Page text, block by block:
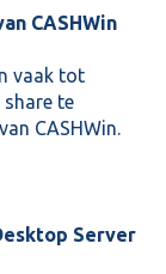
CASHWin
vaak tot
share te
CASHWin.
Server